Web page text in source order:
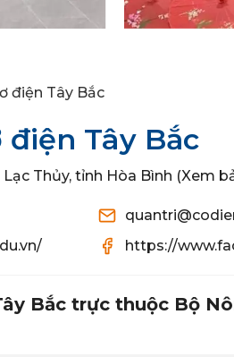
điện Tây Bắc
điện Tây Bắc
Thủy, tỉnh Hòa Bình (Xem
https://
Bắc trực thuộc Bộ